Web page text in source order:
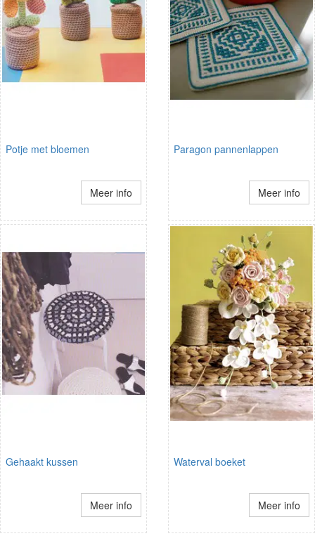
Potje met bloemen
Meer info
Paragon pannenlappen
Meer info
Gehaakt kussen
Meer info
Waterval boeket
Meer info